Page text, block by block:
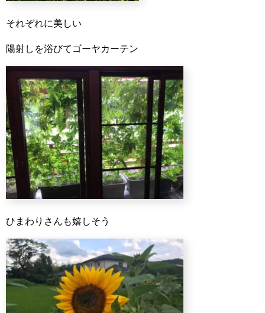
それぞれに美しい
陽射しを浴びてゴーヤカーテン
ひまわりさんも嬉しそう